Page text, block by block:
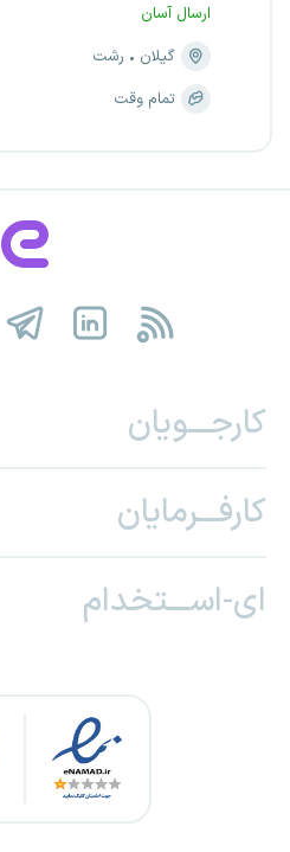
ارسال آسان
گیلان
رشت
تمام وقت
کارجـــویان
کارفـــرمایان
ای-اســـتخدام